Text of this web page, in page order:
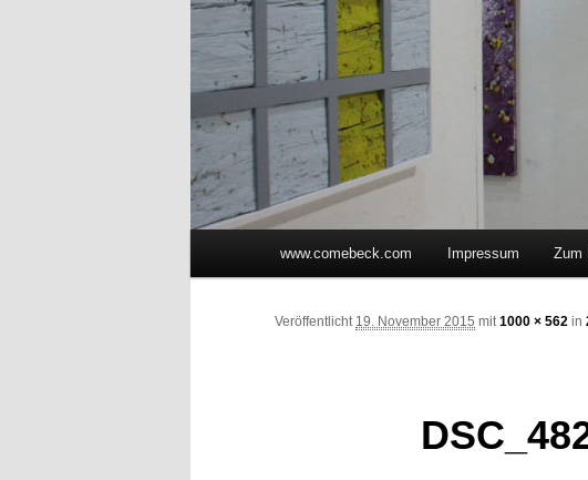
Zum Inhalt wechseln
Zum sekundären Inhalt wechseln
www.comebeck.com Impressum Zum
Veröffentlicht 19. November 2015 mit 1000 × 562 in